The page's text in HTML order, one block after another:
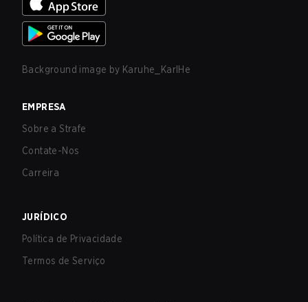
Background image by Karuhe_KarlHe
EMPRESA
Sobre a Strafe
Contate-Nos
Carreira
JURÍDICO
Política de Privacidade
Termos de Serviço